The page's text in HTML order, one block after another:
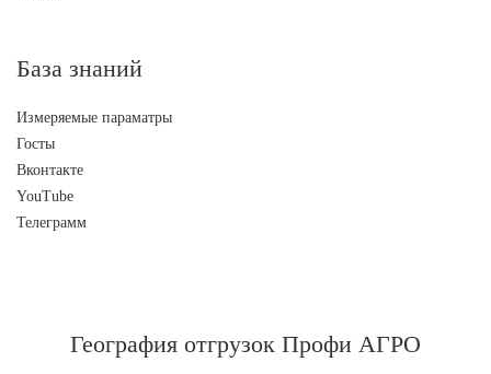
База знаний
Измеряемые параматры
Госты
Вконтакте
YouTube
Телеграмм
География отгрузок Профи АГРО